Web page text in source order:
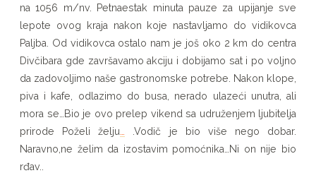
na 1056 m/nv. Petnaestak minuta pauze za upijanje sve
lepote ovog kraja nakon koje nastavljamo do vidikovca
Paljba. Od vidikovca ostalo nam je još oko 2 km do centra
Divčibara gde završavamo akciju i dobijamo sat i po voljno
da zadovoljimo naše gastronomske potrebe. Nakon klope,
piva i kafe, odlazimo do busa, nerado ulazeći unutra, ali
mora se…Bio je ovo prelep vikend sa udruženjem ljubitelja
prirode Poželi želju
.Vodič je bio više nego dobar.
Naravno,ne želim da izostavim pomoćnika…Ni on nije bio
rđav..